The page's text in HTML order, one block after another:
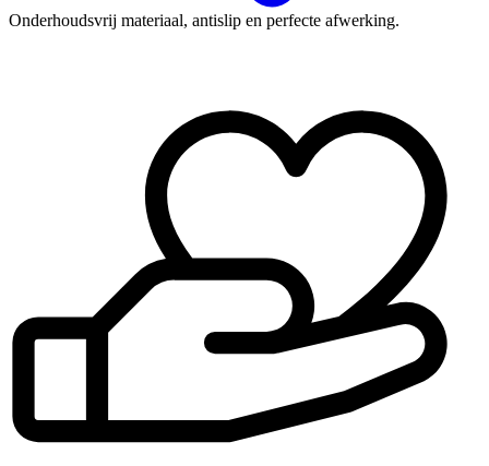
Onderhoudsvrij materiaal, antislip en perfecte afwerking.